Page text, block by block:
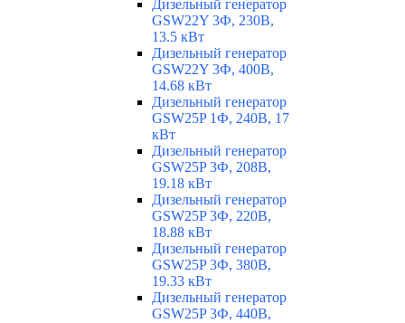
Дизельный генератор
GSW22Y 3Ф, 230В,
13.5 кВт
Дизельный генератор
GSW22Y 3Ф, 400В,
14.68 кВт
Дизельный генератор
GSW25P 1Ф, 240В, 17
кВт
Дизельный генератор
GSW25P 3Ф, 208В,
19.18 кВт
Дизельный генератор
GSW25P 3Ф, 220В,
18.88 кВт
Дизельный генератор
GSW25P 3Ф, 380В,
19.33 кВт
Дизельный генератор
GSW25P 3Ф, 440В,